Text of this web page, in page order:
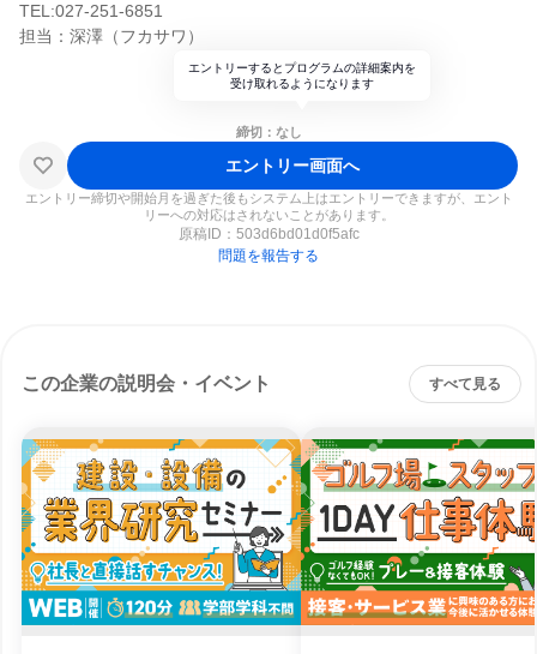
TEL:027-251-6851
担当：深澤（フカサワ）
エントリーするとプログラムの詳細案内を
受け取れるようになります
締切：なし
エントリー画面へ
エントリー締切や開始月を過ぎた後もシステム上はエントリーできますが、エント
リーへの対応はされないことがあります。
原稿ID： 503d6bd01d0f5afc
問題を報告する
この企業の説明会・イベント すべて見る